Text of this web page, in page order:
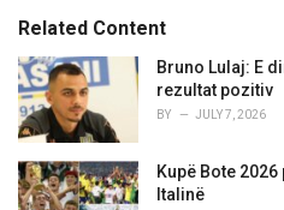
i
e
s
:
Related Content
Bruno Lulaj: E
rezultat pozitiv
BY JULY 7, 2026
Kupë Bote
Italinë